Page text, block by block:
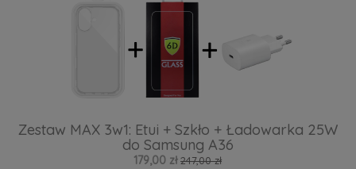
Zestaw MAX 3w1: Etui + Szkło + Ładowarka 25W
do Samsung A36
179,00 zł 247,00 zł